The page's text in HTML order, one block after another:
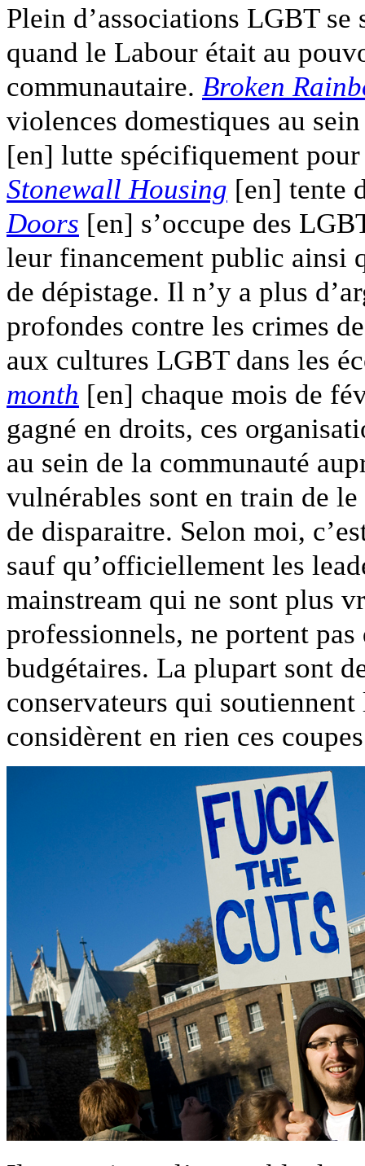
Plein d’associations LGBT se
quand le Labour était au
communautaire. Broken
violences domestiques au
[en] lutte spécifiquement
Stonewall Housing [en] tente
Doors [en] s’occupe des
leur financement public ainsi
de dépistage. Il n’y a plus
profondes contre les crimes
aux cultures LGBT dans les
month [en] chaque mois de
gagné en droits, ces
au sein de la communauté
vulnérables sont en train de
de disparaitre. Selon moi,
sauf qu’officiellement les
mainstream qui ne sont plus
professionnels, ne portent
budgétaires. La plupart sont
conservateurs qui
considèrent en rien ces